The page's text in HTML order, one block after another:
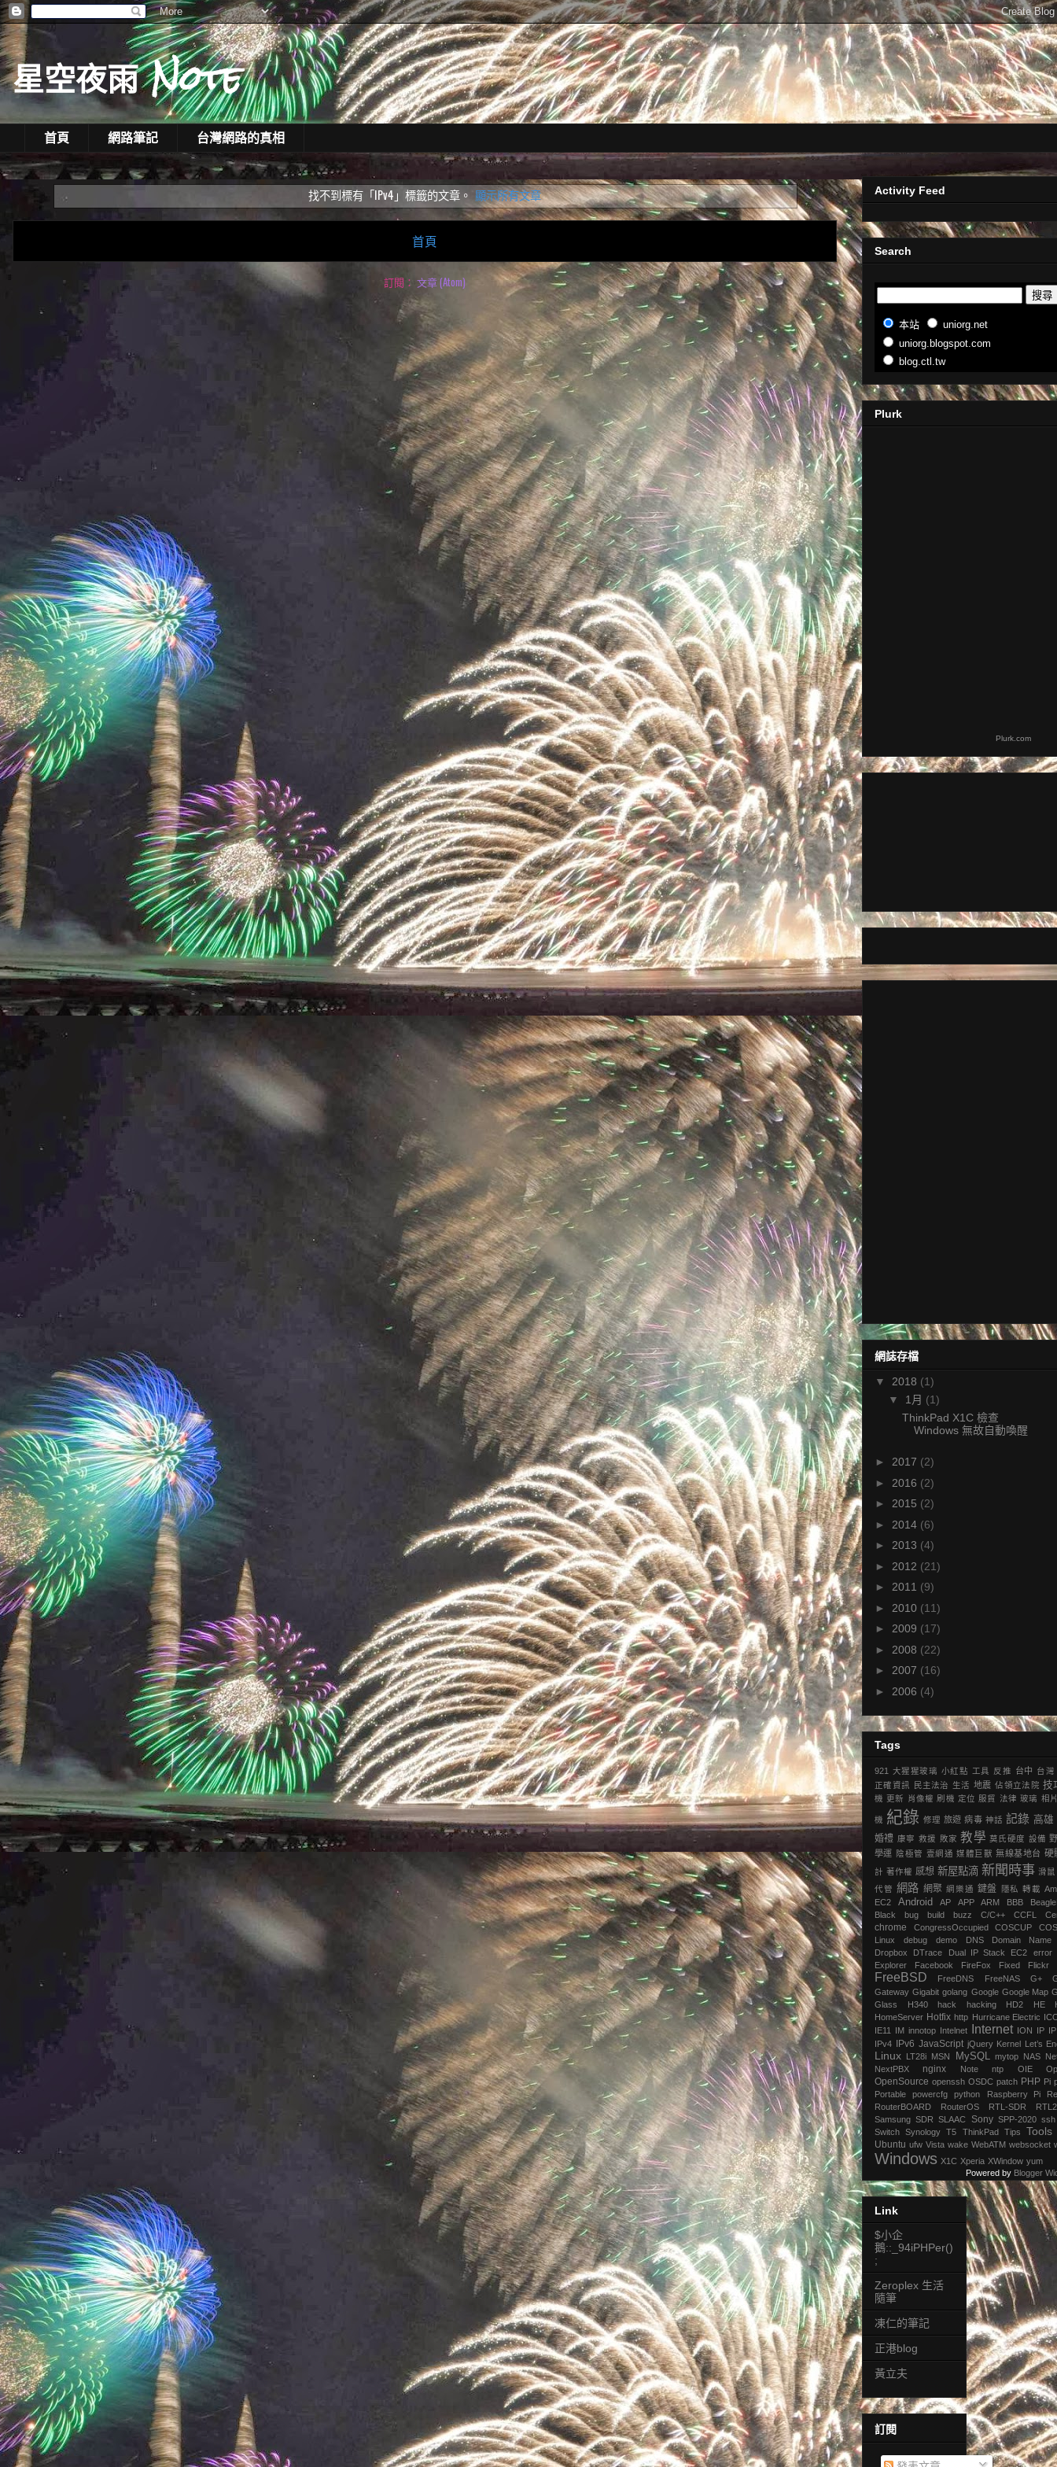
星空夜雨 Note
首頁 網路筆記 台灣網路的真相
找不到標有「IPv4」 標籤的文章。 顯示所有文章
首頁
訂閱： 文章 (Atom)
Activity Feed
Search
本站
uniorg.net
uniorg.blogspot.com
blog.ctl.tw
Plurk
Plurk.com
網誌存檔
▼ 2018 (1)
▼ 1月 (1)
ThinkPad X1C 檢查
Windows 無故自動喚醒
► 2017 (2)
► 2016 (2)
► 2015 (2)
► 2014 (6)
► 2013 (4)
► 2012 (21)
► 2011 (9)
► 2010 (11)
► 2009 (17)
► 2008 (22)
► 2007 (16)
► 2006 (4)
Tags
921 大猩猩玻璃 小紅點 工具 反推 台中 台灣
正確資訊
民主法治 生活 地震 ‎佔領立法院‬ 技
機 更新 肖像權 刷機 定位 服貿 法律 玻璃 相
機 紀錄 修理 旅遊 病毒 神話 記錄 高雄
婚禮 康寧 救援 敗家 教學 莫氏硬度 設備
學運 陰極管 壹網通 媒體巨獸 無線基地台 硬
計 著作權 感想 新屋點滴 新聞時事 滑鼠
代管 網路 網聚 網樂通 鍵盤 隱私 轉載
EC2
Android AP APP ARM BBB
Black
bug build buzz C/C++ CCFL
chrome ‎CongressOccupied COSCUP
Linux
debug demo DNS
Domain Name
Dropbox
DTrace Dual IP Stack EC2
error
Explorer
Facebook FireFox Fixed Flickr
FreeBSD FreeDNS FreeNAS G+
Gateway Gigabit golang Google Google Map
Glass
H340 hack hacking HD2 HE
HomeServer Hotfix http Hurricane Electric
IE11
IM innotop Intelnet Internet ION IP
IPv4
IPv6 JavaScript jQuery Kernel Let’s
Linux LT28i MSN MySQL mytop NAS
NextPBX
nginx Note ntp OIE
OpenSource openssh OSDC patch PHP Pi
Portable
powercfg python Raspberry Pi
RouterBOARD
RouterOS RTL-SDR
Samsung SDR SLAAC Sony SPP-2020 ssh
Switch Synology T5 ThinkPad Tips Tools
Ubuntu ufw Vista wake WebATM websocket
Windows X1C Xperia XWindow yum
Powered by Blogger
Link
$小企
鵝::_94iPHPer()
;
Zeroplex 生活
隨筆
凍仁的筆記
正港blog
黃立夫
訂閱